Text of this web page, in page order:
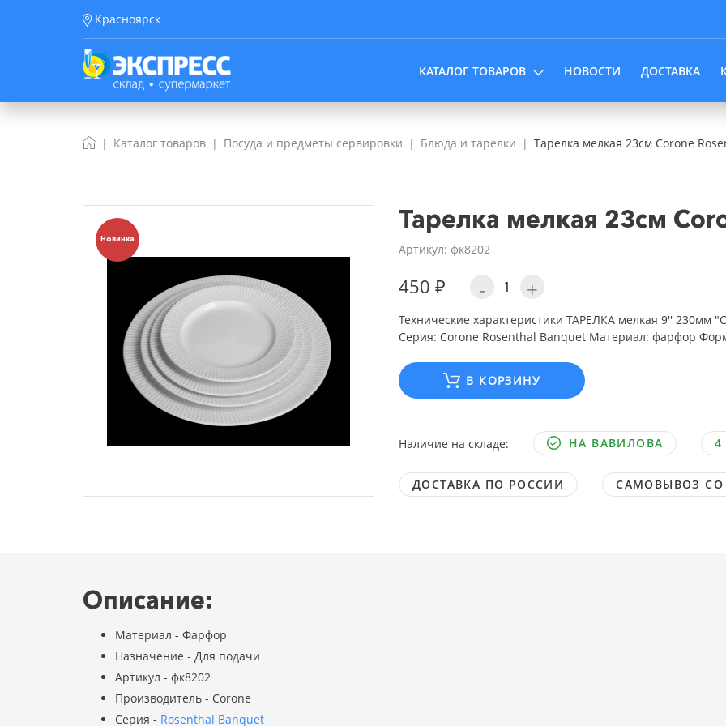
Красноярск
КАТАЛОГ ТОВАРОВ НОВОСТИ ДОСТАВКА
Каталог товаров Посуда и предметы сервировки Блюда и тарелки Тарелка мелкая 23см Corone
Новинка
Тарелка мелкая 23см
Артикул: фк8202
450 ₽ - +
Технические характеристики ТАРЕЛКА мелкая 9'' 230мм
Серия: Corone Rosenthal Banquet Материал: фарфор
В КОРЗИНУ
Наличие на складе: НА ВАВИЛОВА
ДОСТАВКА ПО РОССИИ САМОВЫВОЗ СО
Описание:
Материал - Фарфор
Назначение - Для подачи
Артикул - фк8202
Производитель - Corone
Серия - Rosenthal Banquet